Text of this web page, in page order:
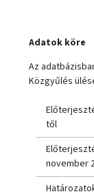
Adatok köre
Az
Közgyűlés
től
november